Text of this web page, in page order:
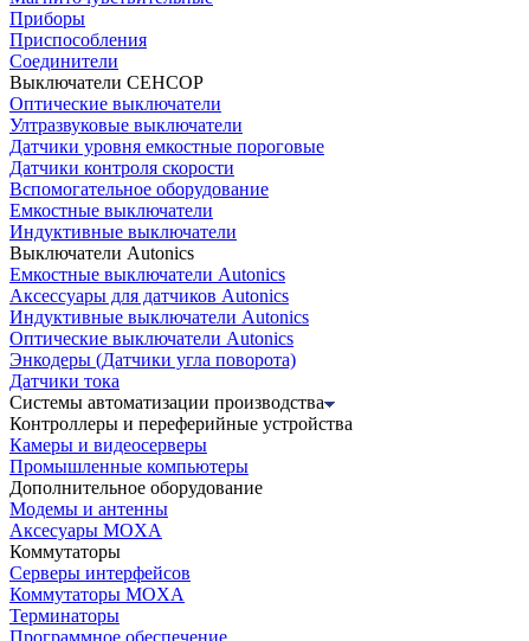
Приборы
Приспособления
Соединители
Выключатели СЕНСОР
Оптические выключатели
Ултразвуковые выключатели
Датчики уровня емкостные пороговые
Датчики контроля скорости
Вспомогательное оборудование
Емкостные выключатели
Индуктивные выключатели
Выключатели Autonics
Емкостные выключатели Autonics
Аксессуары для датчиков Autonics
Индуктивные выключатели Autonics
Оптические выключатели Autonics
Энкодеры (Датчики угла поворота)
Датчики тока
Системы автоматизации производства
Контроллеры и переферийные устройства
Камеры и видеосерверы
Промышленные компьютеры
Дополнительное оборудование
Модемы и антенны
Аксесуары MOXA
Коммутаторы
Серверы интерфейсов
Коммутаторы MOXA
Терминаторы